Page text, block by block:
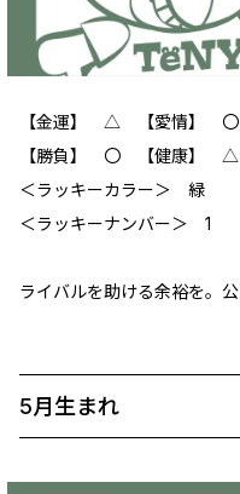
【金運】 ‪‪△ 【愛情】 〇
【勝負】 〇 【健康】 △
＜ラッキーカラー＞ 緑
＜ラッキーナンバー＞ 1
ライバルを助ける余裕を。
5月生まれ